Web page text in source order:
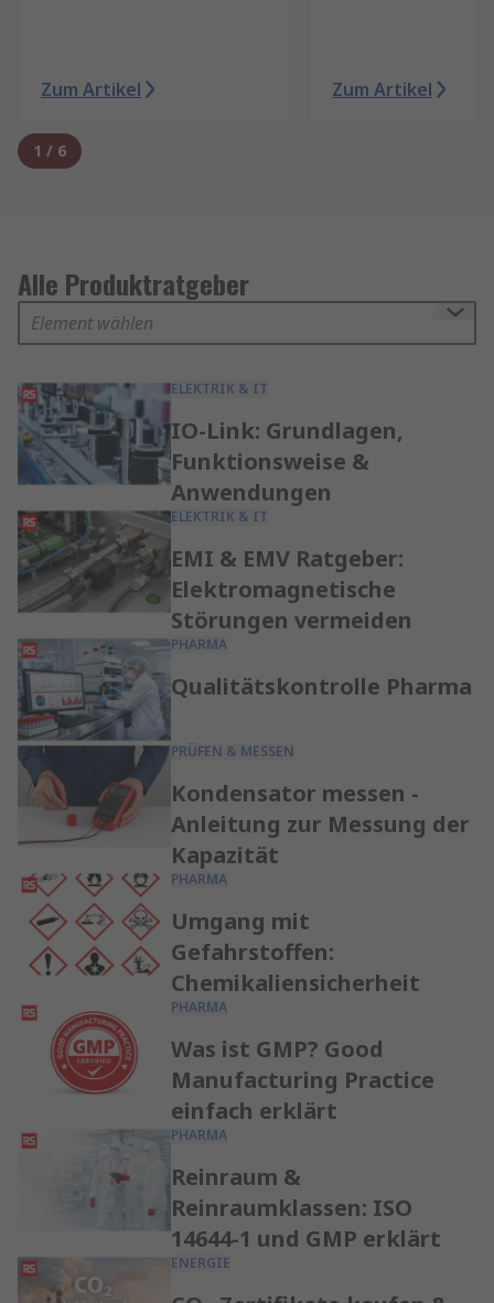
Zum Artikel Zum Artikel
1 / 6
Alle Produktratgeber
Element wählen
ELEKTRIK & IT
IO-Link: Grundlagen,
Funktionsweise &
Anwendungen
ELEKTRIK & IT
EMI & EMV Ratgeber:
Elektromagnetische
Störungen vermeiden
PHARMA
Qualitätskontrolle Pharma
PRÜFEN & MESSEN
Kondensator messen -
Anleitung zur Messung der
Kapazität
PHARMA
Umgang mit
Gefahrstoffen:
Chemikaliensicherheit
PHARMA
Was ist GMP? Good
Manufacturing Practice
einfach erklärt
PHARMA
Reinraum &
Reinraumklassen: ISO
14644-1 und GMP erklärt
ENERGIE